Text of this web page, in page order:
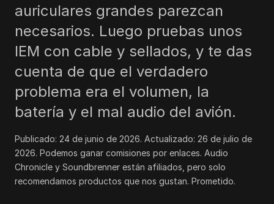
auriculares grandes parezcan
necesarios. Luego pruebas unos
IEM con cable y sellados, y te das
cuenta de que el verdadero
problema era el volumen, la
batería y el mal audio del avión.
Publicado: 24 de junio de 2026. Actualizado: 26 de julio de
2026. Podemos ganar comisiones por enlaces. Audio
Chronicle y Soundbrenner están afiliados, pero solo
recomendamos productos que nos gustan. Prometido.